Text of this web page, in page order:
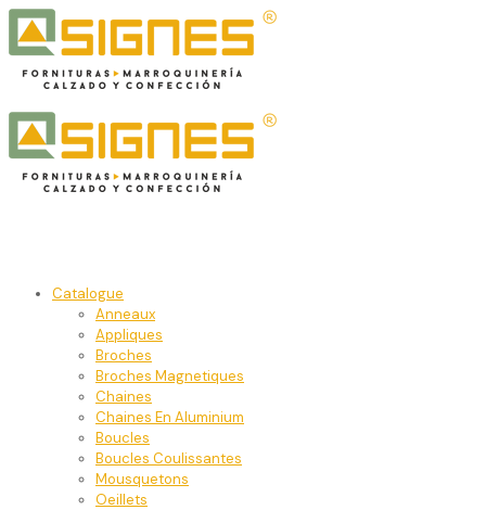
Catalogue
Anneaux
Appliques
Broches
Broches Magnetiques
Chaines
Chaines En Aluminium
Boucles
Boucles Coulissantes
Mousquetons
Oeillets